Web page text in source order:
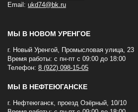
Email: ukd74@bk.ru
МЫ В НОВОМ УРЕНГОЕ
г. Новый Уренгой, Промысловая улица, 23
Время работы: с пн-пт с 09:00 до 18:00
Телефон: 8 (922) 098-15-05
МЫ В НЕФТЕЮГАНСКЕ
г. Нефтеюганск, проезд Озёрный, 10/10